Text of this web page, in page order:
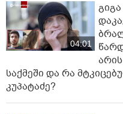
04:01
საქმეში და რა
კუპატაძე?